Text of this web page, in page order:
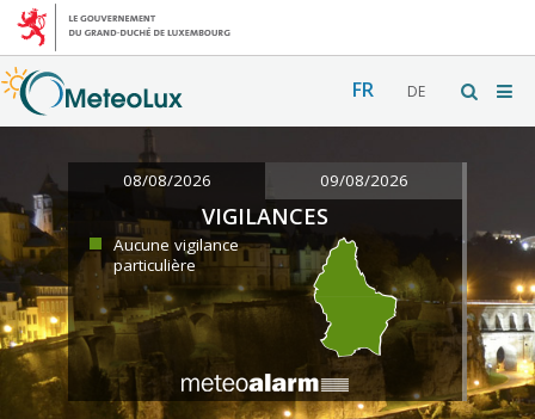
FR DE
08/08/2026 09/08/2026
VIGILANCES
Aucune vigilance
particulière